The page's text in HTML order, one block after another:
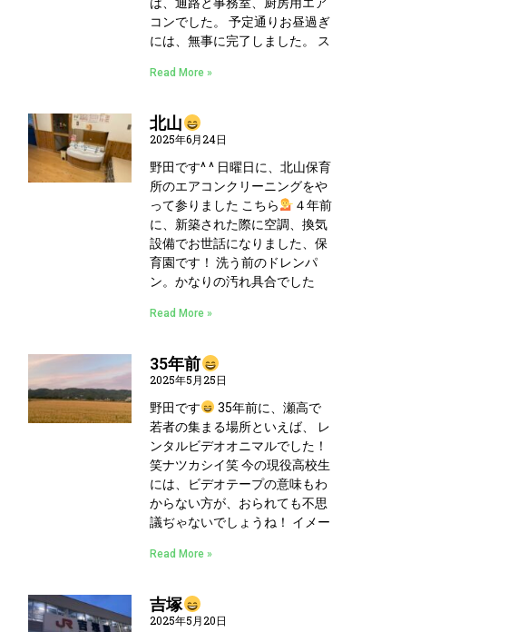
コンでした。 予定通りお昼過ぎ
には、無事に完了しました。 ス
Read More »
北山
2025年6月24日
野田です^ ^ 日曜日に、北山保育
所のエアコンクリーニングをや
って参りました こちら
４年前
に、新築された際に空調、換気
設備でお世話になりました、保
育園です！ 洗う前のドレンパ
ン。かなりの汚れ具合でした
Read More »
35年前
2025年5月25日
野田です
35年前に、瀬高で
若者の集まる場所といえば、 レ
ンタルビデオオニマルでした！
笑ナツカシイ笑 今の現役高校生
には、ビデオテープの意味もわ
からない方が、おられても不思
議ぢゃないでしょうね！ イメー
Read More »
吉塚
2025年5月20日